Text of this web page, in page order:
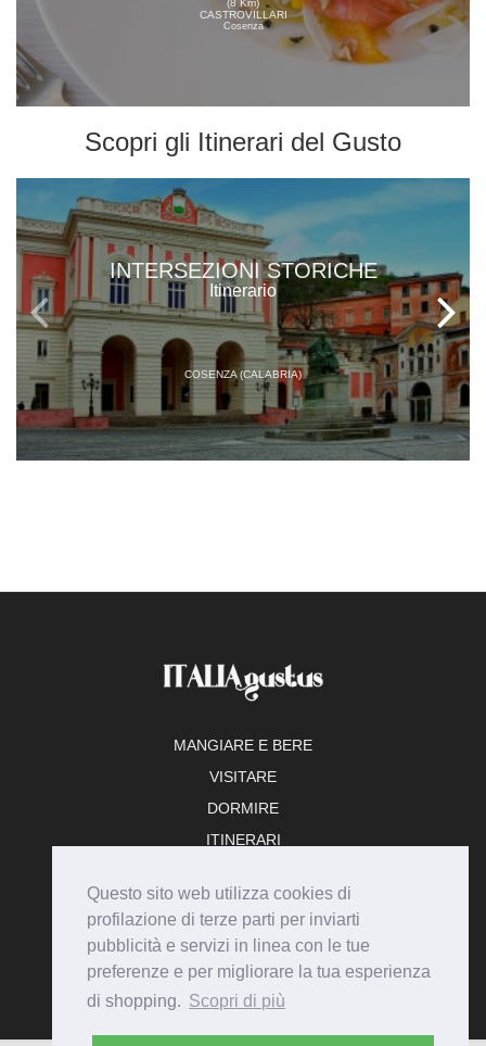
Questo sito web utilizza cookies di
profilazione di terze parti per inviarti
pubblicità e servizi in linea con le tue
preferenze e per migliorare la tua esperienza
di shopping. Scopri di più
(8 Km)
CASTROVILLARI
Cosenza
Scopri gli Itinerari del Gusto
INTERSEZIONI STORICHE
Itinerario
COSENZA (CALABRIA)
MANGIARE E BERE
VISITARE
DORMIRE
ITINERARI
ADERISCI